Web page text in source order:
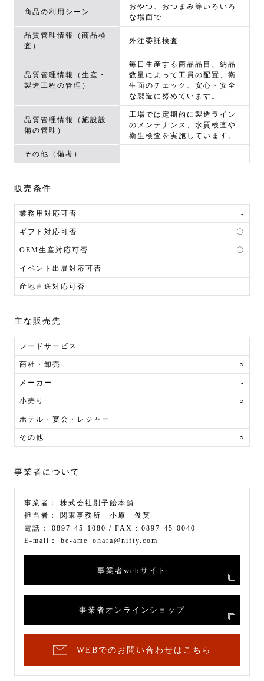
商品の利用シーン
おやつ、おつまみ等いろいろ
な場面で
品質管理情報（商品検
査）
外注委託検査
品質管理情報（生産・
製造工程の管理）
毎日生産する商品品目、納品
数量によって工員の配置、衛
生面のチェック、安心・安全
な製造に努めています。
品質管理情報（施設設
備の管理）
工場では定期的に製造ライン
のメンテナンス、水質検査や
衛生検査を実施しています。
その他（備考）
販売条件
業務用対応可否 -
ギフト対応可否 〇
OEM生産対応可否 〇
イベント出展対応可否
産地直送対応可否
主な販売先
フードサービス -
商社・卸売 ○
メーカー -
小売り ○
ホテル・宴会・レジャー -
その他 ○
事業者について
事業者： 株式会社別子飴本舗
担当者： 関東事務所 小原 俊英
電話： 0897-45-1080 / FAX : 0897-45-0040
E-mail： be-ame_ohara@nifty.com
事業者webサイト
事業者オンラインショップ
WEBでのお問い合わせはこちら